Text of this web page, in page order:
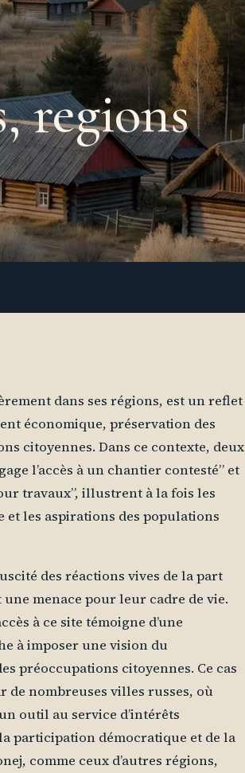
regions
dans ses régions, est un reflet
économique, préservation des
citoyennes. Dans ce contexte, deux
l’accès à un chantier contesté” et
travaux”, illustrent à la fois les
et les aspirations des populations
des réactions vives de la part
menace pour leur cadre de vie.
à ce site témoigne d’une
à imposer une vision du
préoccupations citoyennes. Ce cas
de nombreuses villes russes, où
outil au service d’intérêts
participation démocratique et de la
comme ceux d’autres régions,